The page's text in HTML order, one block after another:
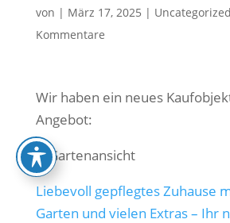
von | März 17, 2025 | Uncategorized
Kommentare
Wir haben ein neues
Angebot:
Liebevoll gepflegtes Zuhause
Garten und vielen Extras – Ihr